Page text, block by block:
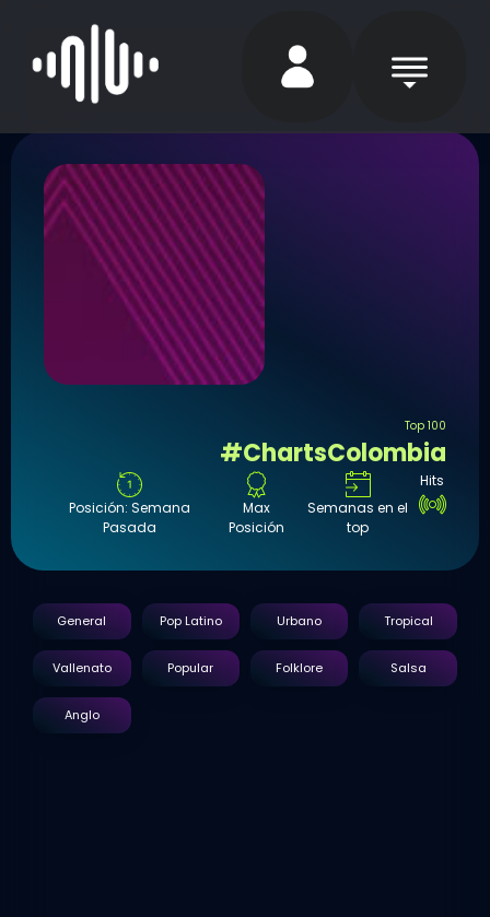
Top 100
#ChartsColombia
Posición: Semana
Pasada
Max
Posición
Semanas en el
top
Hits
General Pop Latino Urbano Tropical
Vallenato Popular Folklore Salsa
Anglo